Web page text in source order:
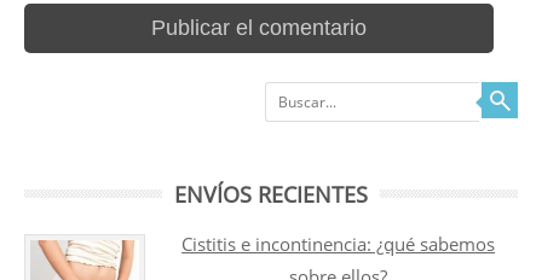
Buscar
ENVÍOS RECIENTES
Cistitis e incontinencia: ¿qué sabemos